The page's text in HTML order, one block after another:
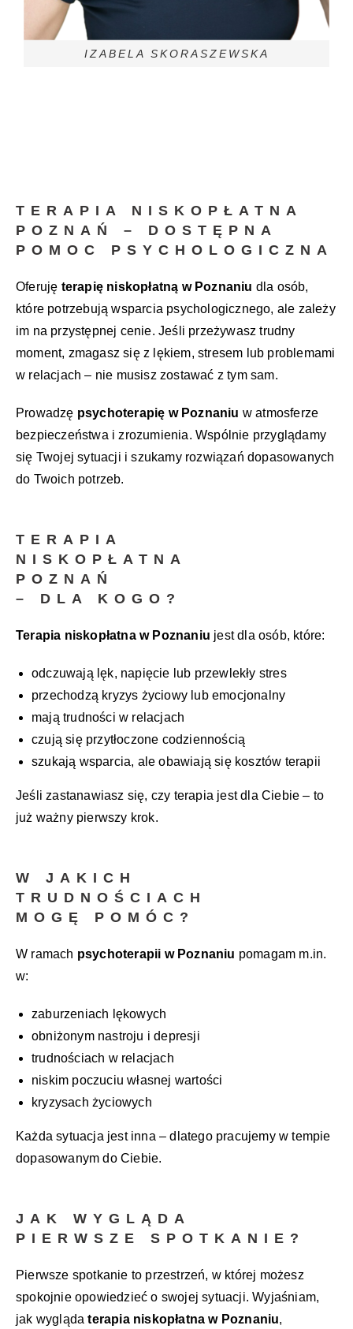
IZABELA SKORASZEWSKA
TERAPIA NISKOPŁATNA
POZNAŃ – DOSTĘPNA
POMOC PSYCHOLOGICZNA
Oferuję terapię niskopłatną w Poznaniu dla osób,
które potrzebują wsparcia psychologicznego, ale zależy
im na przystępnej cenie. Jeśli przeżywasz trudny
moment, zmagasz się z lękiem, stresem lub problemami
w relacjach – nie musisz zostawać z tym sam.
Prowadzę psychoterapię w Poznaniu w atmosferze
bezpieczeństwa i zrozumienia. Wspólnie przyglądamy
się Twojej sytuacji i szukamy rozwiązań dopasowanych
do Twoich potrzeb.
TERAPIA
NISKOPŁATNA
POZNAŃ
– DLA KOGO?
Terapia niskopłatna w Poznaniu jest dla osób, które:
odczuwają lęk, napięcie lub przewlekły stres
przechodzą kryzys życiowy lub emocjonalny
mają trudności w relacjach
czują się przytłoczone codziennością
szukają wsparcia, ale obawiają się kosztów terapii
Jeśli zastanawiasz się, czy terapia jest dla Ciebie – to
już ważny pierwszy krok.
W JAKICH
TRUDNOŚCIACH
MOGĘ POMÓC?
W ramach psychoterapii w Poznaniu pomagam m.in.
w:
zaburzeniach lękowych
obniżonym nastroju i depresji
trudnościach w relacjach
niskim poczuciu własnej wartości
kryzysach życiowych
Każda sytuacja jest inna – dlatego pracujemy w tempie
dopasowanym do Ciebie.
JAK WYGLĄDA
PIERWSZE SPOTKANIE?
Pierwsze spotkanie to przestrzeń, w której możesz
spokojnie opowiedzieć o swojej sytuacji. Wyjaśniam,
jak wyglądaterapia niskopłatna w Poznaniu,